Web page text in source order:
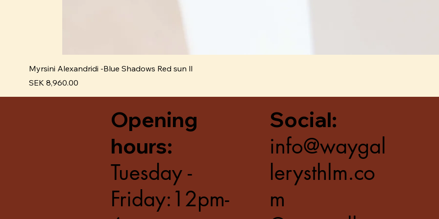
Myrsini Alexandridi -Blue Shadows Red sun ll
Price
SEK 8,960.00
Opening
hours:
Tuesday -
Friday:12pm-
Social:
info@waygal
lerysthlm.co
m